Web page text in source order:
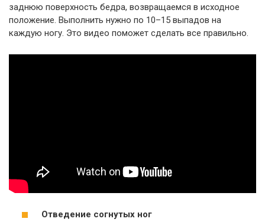
заднюю поверхность бедра, возвращаемся в исходное
положение. Выполнить нужно по 10–15 выпадов на
каждую ногу. Это видео поможет сделать все правильно.
Отведение согнутых ног